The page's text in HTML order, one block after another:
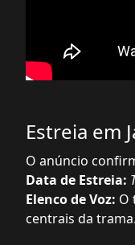
Estreia em
O anúncio
Data de Estreia:
Elenco de Voz: O
centrais da trama.